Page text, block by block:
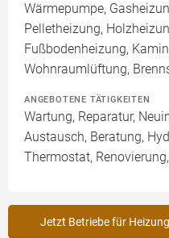
Wärmepumpe,
Pelletheizung,
Fußbodenheizung,
Wohnraumlüftung,
ANGEBOTENE TÄTIGKEITEN
Wartung, Reparatur,
Austausch, Beratung,
Thermostat,
Jetzt Betriebe für